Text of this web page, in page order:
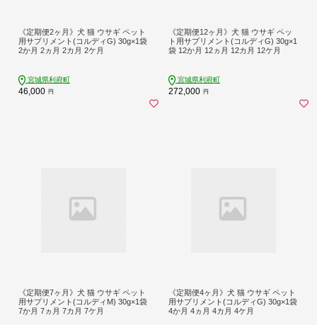
《定期便2ヶ月》犬 猫 ウサギ ペット
用サプリメント(コルディG) 30g×1袋
2か月 2ヵ月 2カ月 2ケ月
宮城県利府町
46,000 円
《定期便12ヶ月》犬 猫 ウサギ ペッ
ト用サプリメント(コルディG) 30g×1
袋 12か月 12ヵ月 12カ月 12ケ月
宮城県利府町
272,000 円
《定期便7ヶ月》犬 猫 ウサギ ペット
用サプリメント(コルディM) 30g×1袋
7か月 7ヵ月 7カ月 7ケ月
《定期便4ヶ月》犬 猫 ウサギ ペット
用サプリメント(コルディG) 30g×1袋
4か月 4ヵ月 4カ月 4ケ月